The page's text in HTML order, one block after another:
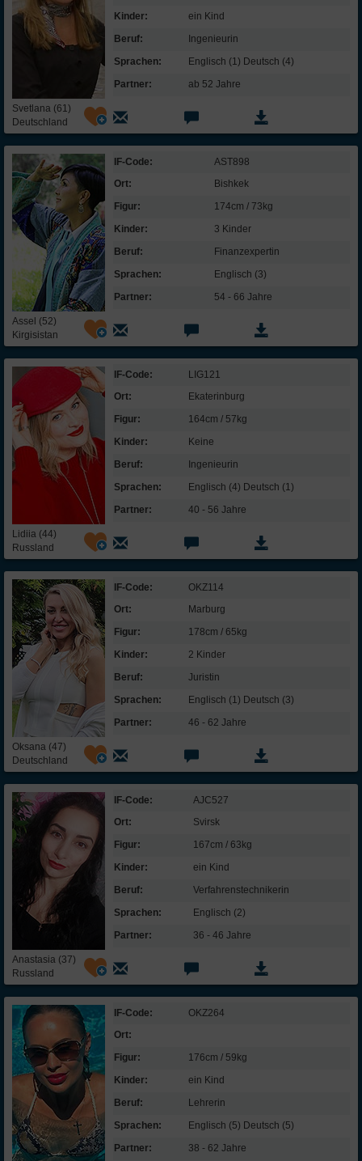
Svetlana (61)
Deutschland
Kinder:
ein Kind
Beruf:
Ingenieurin
Sprachen:
Englisch (1) Deutsch (4)
Partner:
ab 52 Jahre
Assel (52)
Kirgisistan
IF-Code:
AST898
Ort:
Bishkek
Figur:
174cm / 73kg
Kinder:
3 Kinder
Beruf:
Finanz­expertin
Sprachen:
Englisch (3)
Partner:
54 - 66 Jahre
Lidiia (44)
Russland
IF-Code:
LIG121
Ort:
Ekaterinburg
Figur:
164cm / 57kg
Kinder:
Keine
Beruf:
Ingenieurin
Sprachen:
Englisch (4) Deutsch (1)
Partner:
40 - 56 Jahre
Oksana (47)
Deutschland
IF-Code:
OKZ114
Ort:
Marburg
Figur:
178cm / 65kg
Kinder:
2 Kinder
Beruf:
Juristin
Sprachen:
Englisch (1) Deutsch (3)
Partner:
46 - 62 Jahre
Anastasia (37)
Russland
IF-Code:
AJC527
Ort:
Svirsk
Figur:
167cm / 63kg
Kinder:
ein Kind
Beruf:
Verfahrens­technikerin
Sprachen:
Englisch (2)
Partner:
36 - 46 Jahre
IF-Code:
OKZ264
Ort:
Figur:
176cm / 59kg
Kinder:
ein Kind
Beruf:
Lehrerin
Sprachen:
Englisch (5) Deutsch (5)
Partner:
38 - 62 Jahre